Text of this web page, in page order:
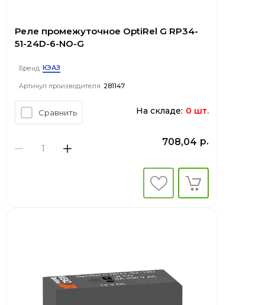
Реле промежуточное OptiRel G RP34-
51-24D-6-NO-G
Бренд КЭАЗ
Артикул производителя 281147
Сравнить На складе: 0 шт.
708,04 р.